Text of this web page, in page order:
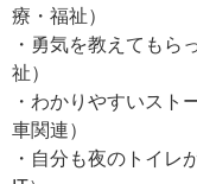
療・福祉）
・勇気を教えてもら
祉）
・わかりやすいスト
車関連）
・自分も夜のトイレ